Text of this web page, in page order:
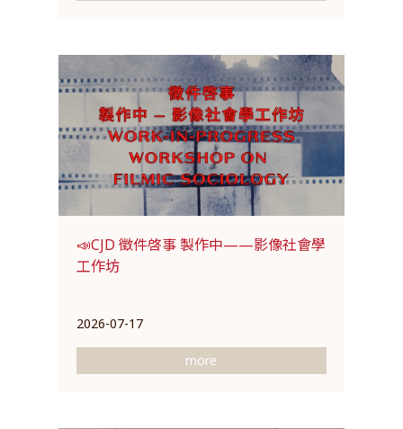
📣CJD 徵件啓事 製作中——影像社會學
工作坊
2026-07-17
more